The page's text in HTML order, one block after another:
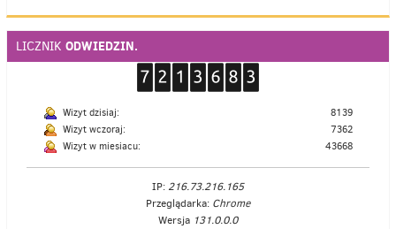
LICZNIK ODWIEDZIN.
Wizyt dzisiaj:
8139
Wizyt wczoraj:
7362
Wizyt w miesiacu:
43668
IP: 216.73.216.165
Przeglądarka: Chrome
Wersja 131.0.0.0